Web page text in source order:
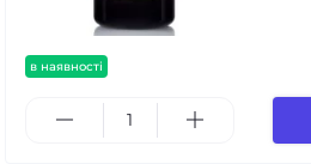
в наявності